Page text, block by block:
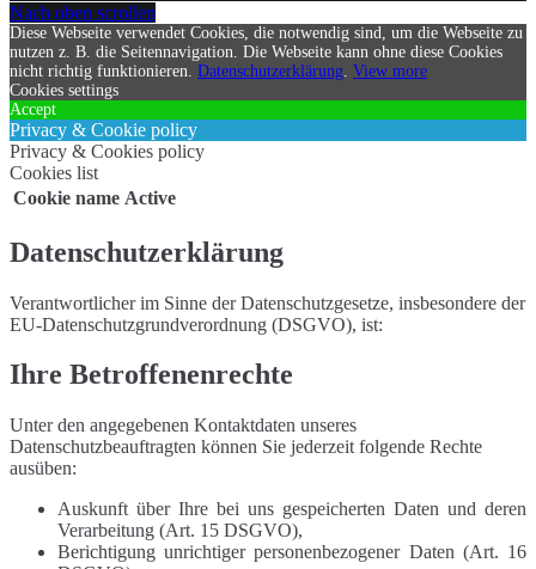
Nach oben scrollen
Diese Webseite verwendet Cookies, die notwendig sind, um die Webseite zu
nutzen z. B. die Seitennavigation. Die Webseite kann ohne diese Cookies
nicht richtig funktionieren. Datenschutzerklärung View more
Cookies settings
Accept
Privacy & Cookie policy
Privacy & Cookies policy
Cookies list
Cookie name Active
Datenschutzerklärung
Verantwortlicher im Sinne der Datenschutzgesetze, insbesondere der
EU-Datenschutzgrundverordnung (DSGVO), ist:
Ihre Betroffenenrechte
Unter den angegebenen Kontaktdaten unseres
Datenschutzbeauftragten können Sie jederzeit folgende Rechte
ausüben:
Auskunft über Ihre bei uns gespeicherten Daten und deren
Verarbeitung (Art. 15 DSGVO),
Berichtigung unrichtiger personenbezogener Daten (Art. 16